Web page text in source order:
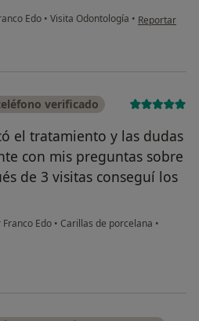
Edo • Visita Odontología • en opinión
Reportar
verificado
el tratamiento y las dudas
con mis preguntas sobre
de 3 visitas conseguí los
Franco Edo • Carillas de porcelana •